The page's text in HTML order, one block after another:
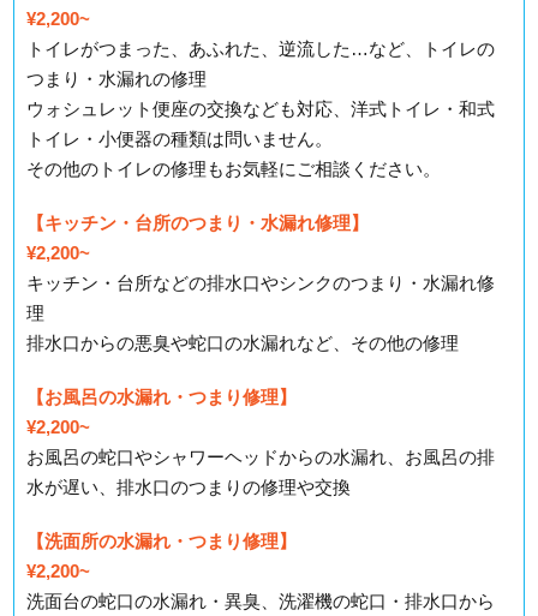
¥2,200~
トイレがつまった、あふれた、逆流した…など、トイレの
つまり・水漏れの修理
ウォシュレット便座の交換なども対応、洋式トイレ・和式
トイレ・小便器の種類は問いません。
その他のトイレの修理もお気軽にご相談ください。
【キッチン・台所のつまり・水漏れ修理】
¥2,200~
キッチン・台所などの排水口やシンクのつまり・水漏れ修
理
排水口からの悪臭や蛇口の水漏れなど、その他の修理
【お風呂の水漏れ・つまり修理】
¥2,200~
お風呂の蛇口やシャワーヘッドからの水漏れ、お風呂の排
水が遅い、排水口のつまりの修理や交換
【洗面所の水漏れ・つまり修理】
¥2,200~
洗面台の蛇口の水漏れ・異臭、洗濯機の蛇口・排水口から